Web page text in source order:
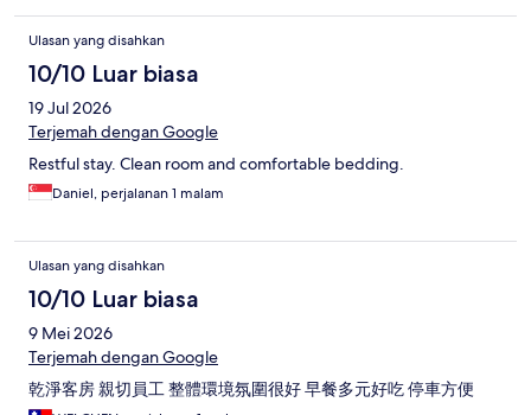
Ulasan yang disahkan
10/10 Luar biasa
19 Jul 2026
Terjemah dengan Google
Restful stay. Clean room and comfortable bedding.
Daniel, perjalanan 1 malam
Ulasan yang disahkan
10/10 Luar biasa
9 Mei 2026
Terjemah dengan Google
乾淨客房 親切員工 整體環境氛圍很好 早餐多元好吃 停車方便